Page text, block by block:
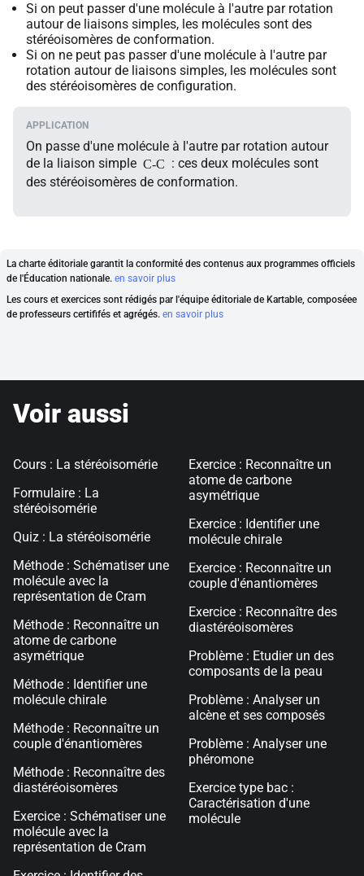
Si on peut passer d'une molécule à l'autre par rotation
autour de liaisons simples, les molécules sont des
stéréoisomères de conformation.
Si on ne peut pas passer d'une molécule à l'autre par
rotation autour de liaisons simples, les molécules sont
des stéréoisomères de configuration.
On passe d'une molécule à l'autre par rotation autour
de la liaison simple C-C : ces deux molécules sont
des stéréoisomères de conformation.
La charte éditoriale garantit la conformité des contenus aux programmes officiels
de l'Éducation nationale. en savoir plus
Les cours et exercices sont rédigés par l'équipe éditoriale de Kartable, composéee
de professeurs certififés et agrégés. en savoir plus
Voir aussi
Cours : La stéréoisomérie
Formulaire : La
stéréoisomérie
Quiz : La stéréoisomérie
Méthode : Schématiser une
molécule avec la
représentation de Cram
Méthode : Reconnaître un
atome de carbone
asymétrique
Méthode : Identifier une
molécule chirale
Méthode : Reconnaître un
couple d'énantiomères
Méthode : Reconnaître des
diastéréoisomères
Exercice : Schématiser une
molécule avec la
représentation de Cram
Exercice : Reconnaître un
atome de carbone
asymétrique
Exercice : Identifier une
molécule chirale
Exercice : Reconnaître un
couple d'énantiomères
Exercice : Reconnaître des
diastéréoisomères
Problème : Etudier un des
composants de la peau
Problème : Analyser un
alcène et ses composés
Problème : Analyser une
phéromone
Exercice type bac :
Caractérisation d'une
molécule